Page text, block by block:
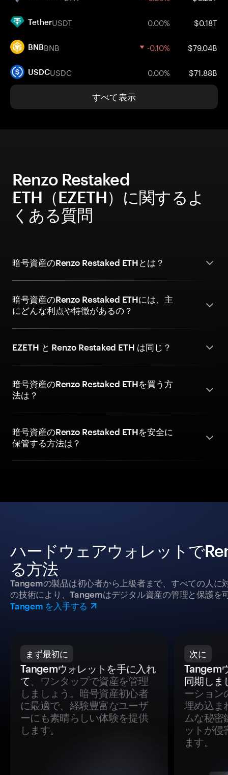
TetherUSDT 0.00% $0.18T
BNBBNB -0.10% $79.04B
USDCUSDC 0.00% $71.88B
すべて表示
Renzo Restaked
ETH（EZETH）に関するよ
くある質問
暗号資産のRenzo Restaked ETHとは？
暗号資産のRenzo Restaked ETHには、主
にどんな利点や特徴があるの？
EZETH と Renzo Restaked ETH は同じ？
暗号資産のRenzo Restaked ETHを買う方
法は？
暗号資産のRenzo Restaked ETHを安全に
保管する方法は？
ハードウェアウォレットで
る方法
Tangemの製品は初心者から上級者まで、すべての人に
の技術により、Tangemはデジタル資産の管理と保護を
Tangem を入手する
まず最初に
Tangemウォレットを手に入れ
て、ワンタップで資産を管理
しましょう。暗号資産初心者
に最適で、経験豊富なユーザ
ーにも素晴らしい体験を提供
します。
次に
Tangem
同期しま
ーション
埋め込ま
ムな秘密
ットが侵
ます。